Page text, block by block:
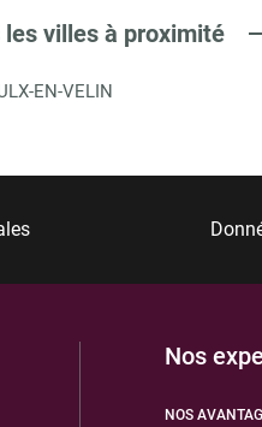
les villes à proximité
EN-VELIN
Nos
NOS